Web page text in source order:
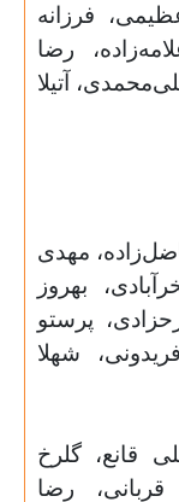
فرزانه
رضا
آتیلا
مهدی
بهروز
پرستو
شهلا
قانع، گلرخ
رضا